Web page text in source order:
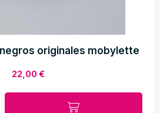
originales mobylette
22,00€